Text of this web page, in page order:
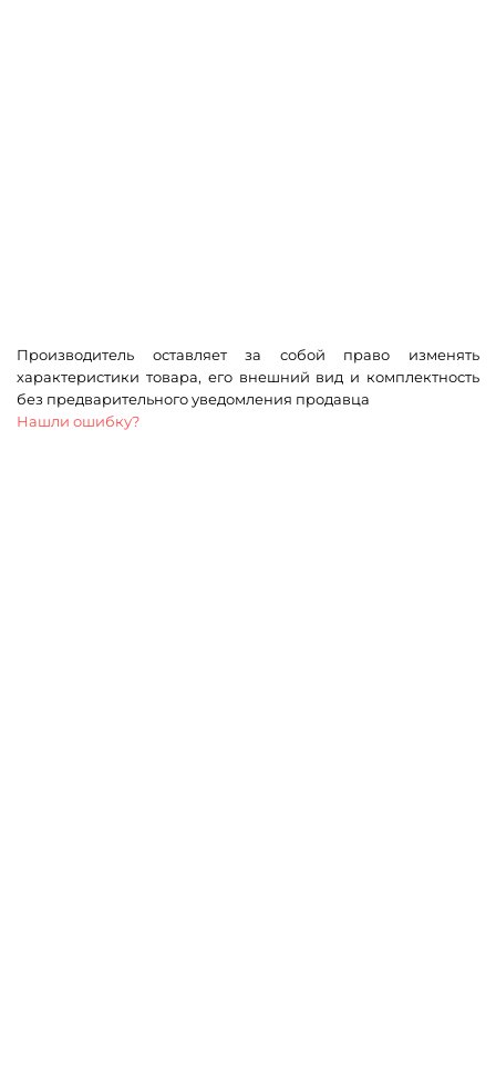
Производитель оставляет за собой право изменять
характеристики товара, его внешний вид и комплектность
без предварительного уведомления продавца
Нашли ошибку?